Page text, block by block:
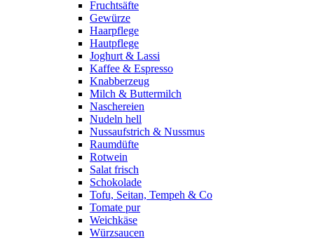
Fruchtsäfte
Gewürze
Haarpflege
Hautpflege
Joghurt & Lassi
Kaffee & Espresso
Knabberzeug
Milch & Buttermilch
Naschereien
Nudeln hell
Nussaufstrich & Nussmus
Raumdüfte
Rotwein
Salat frisch
Schokolade
Tofu, Seitan, Tempeh & Co
Tomate pur
Weichkäse
Würzsaucen